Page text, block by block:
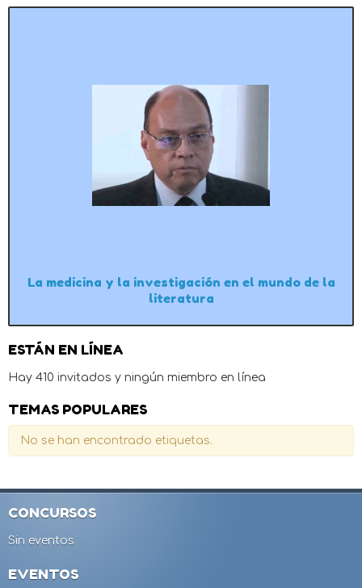
La medicina y la investigación en el mundo de la
literatura
ESTÁN EN LÍNEA
Hay 410 invitados y ningún miembro en línea
TEMAS POPULARES
No se han encontrado etiquetas.
CONCURSOS
Sin eventos
EVENTOS